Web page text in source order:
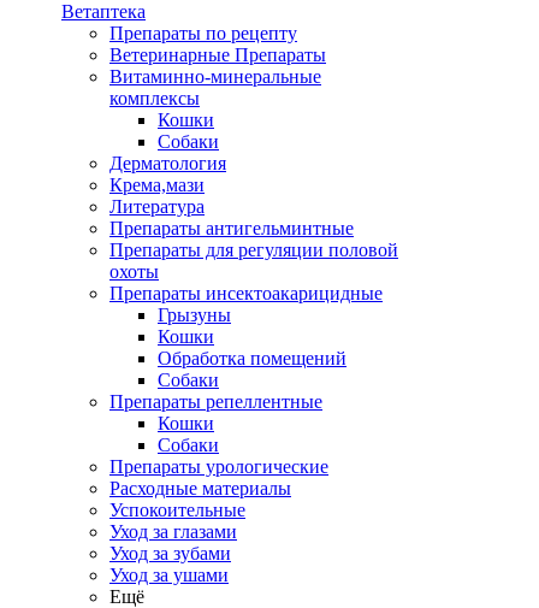
Ветаптека
Препараты по рецепту
Ветеринарные Препараты
Витаминно-минеральные
комплексы
Кошки
Собаки
Дерматология
Крема,мази
Литература
Препараты антигельминтные
Препараты для регуляции половой
охоты
Препараты инсектоакарицидные
Грызуны
Кошки
Обработка помещений
Собаки
Препараты репеллентные
Кошки
Собаки
Препараты урологические
Расходные материалы
Успокоительные
Уход за глазами
Уход за зубами
Уход за ушами
Ещё